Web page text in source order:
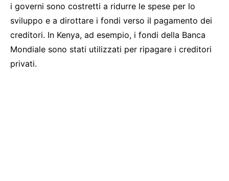
i governi sono costretti a ridurre le spese per lo
sviluppo e a dirottare i fondi verso il pagamento dei
creditori. In Kenya, ad esempio, i fondi della Banca
Mondiale sono stati utilizzati per ripagare i creditori
privati.